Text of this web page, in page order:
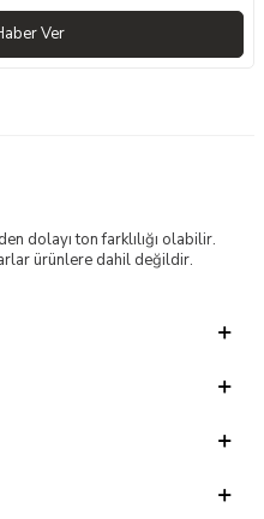
Ver
dolayı ton farklılığı olabilir.
ürünlere dahil değildir.